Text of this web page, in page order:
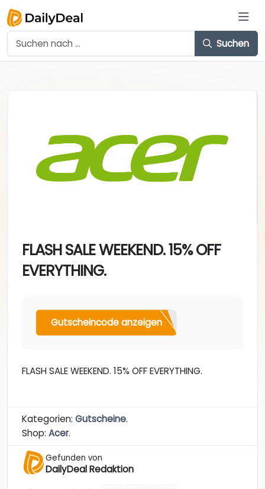
Suchen
FLASH SALE WEEKEND. 15% OFF
EVERYTHING.
Gutscheincode anzeigen
FLASH SALE WEEKEND. 15% OFF EVERYTHING.
Kategorien: Gutscheine.
Shop: Acer.
Gefunden von
DailyDeal Redaktion